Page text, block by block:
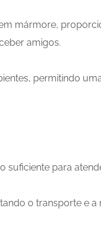
mármore,
amigos.
permitindo
para
o transporte e